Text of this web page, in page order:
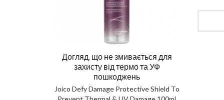
Догляд, що не змивається для
захисту від термо та УФ
пошкоджень
Joico Defy Damage Protective Shield To